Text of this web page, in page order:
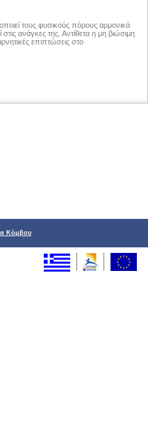
τους φυσικούς πόρους αρμονικά
ανάγκες της. Αντίθετα η μη βιώσιμη
επιπτώσεις στο
Κόμβου